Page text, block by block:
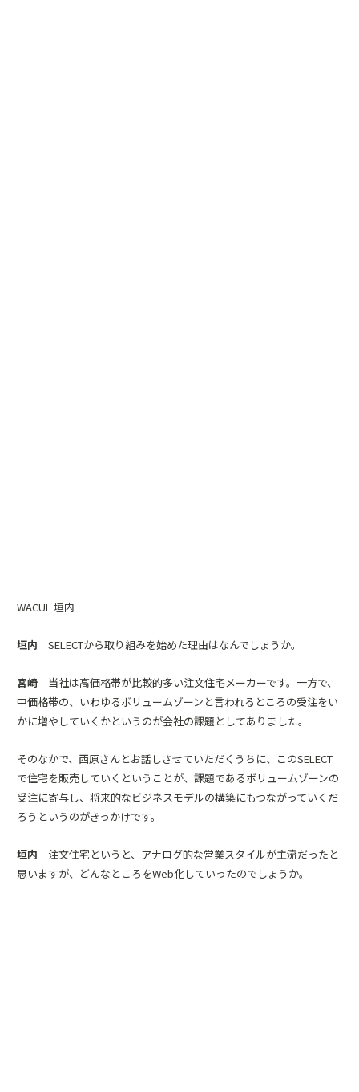
WACUL 垣内
垣内 SELECTから取り組みを始めた理由はなんでしょうか。
宮崎 当社は高価格帯が比較的多い注文住宅メーカーです。一方で、
中価格帯の、いわゆるボリュームゾーンと言われるところの受注をい
かに増やしていくかというのが会社の課題としてありました。
そのなかで、西原さんとお話しさせていただくうちに、このSELECT
で住宅を販売していくということが、課題であるボリュームゾーンの
受注に寄与し、将来的なビジネスモデルの構築にもつながっていくだ
ろうというのがきっかけです。
垣内 注文住宅というと、アナログ的な営業スタイルが主流だったと
思いますが、どんなところをWeb化していったのでしょうか。